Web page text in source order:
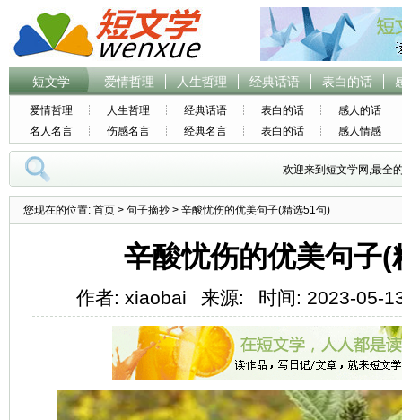
短文学 爱情哲理 人生哲理 经典话语 表白的话
爱情哲理 人生哲理 经典话语 表白的话
感人的话
名人名言
伤感名言 经典名言 表白的话 感人情感
欢迎来到短文学网,最全
您现在的位置: 首页 > 句子摘抄 > 辛酸忧伤的优美句子(精选51句)
辛酸忧伤的优美句子(
作者: xiaobai 来源: 时间: 2023-05-